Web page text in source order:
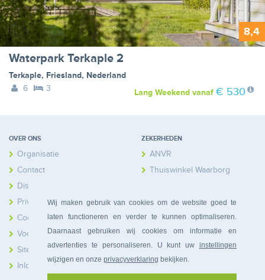
Wij maken gebruik van cookies om de website goed te
laten functioneren en verder te kunnen optimaliseren.
Daarnaast gebruiken wij cookies om informatie en
advertenties te personaliseren. U kunt uw instellingen
wijzigen en onze privacyverklaring bekijken.
8,4
Waterpark Terkaple 2
Terkaple, Friesland, Nederland
6
3 Lang Weekendvanaf € 530
OVER ONS
Organisatie
Contact
Disclaimer
Privacy
Cookies
Voorwaarden
Sitemap
Inloggen Huiseigenaren
ZEKERHEDEN
ANVR
Thuiswinkel Waarborg